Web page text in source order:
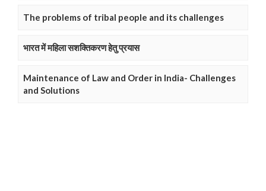
The problems of tribal people and its challenges
भारत में महिला सशक्तिकरण हेतु प्रयास
Maintenance of Law and Order in India- Challenges
and Solutions